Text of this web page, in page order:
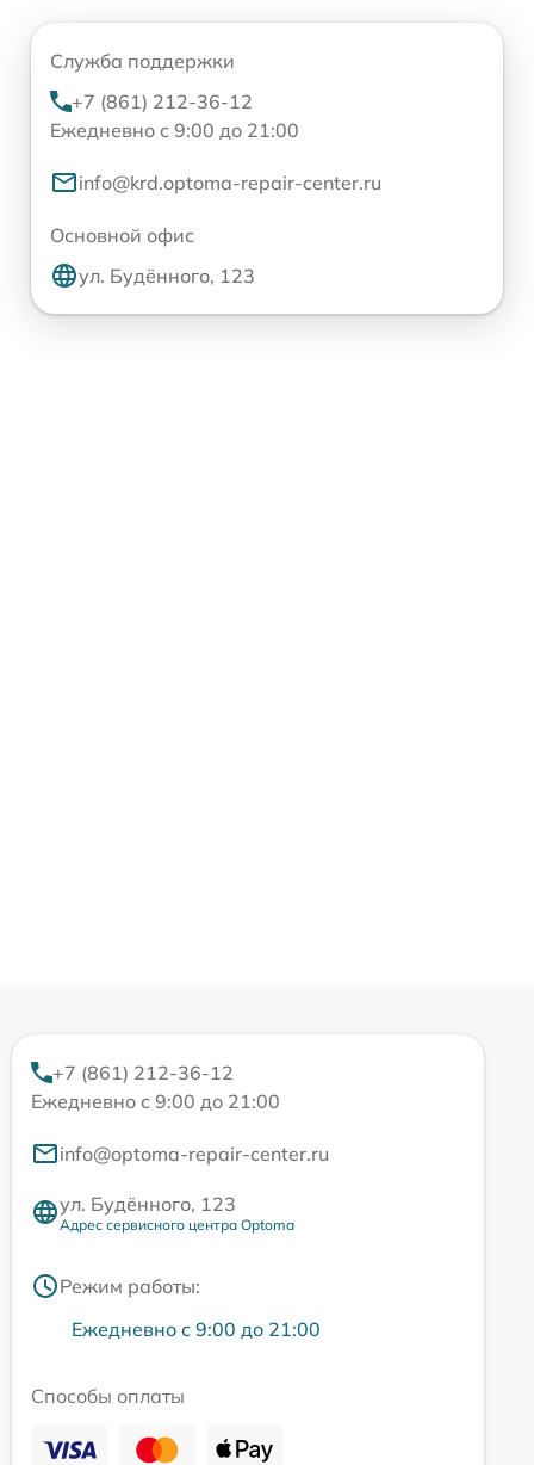
Служба поддержки
+7 (861) 212-36-12
Ежедневно с 9:00 до 21:00
info@krd.optoma-repair-center.ru
Основной офис
ул. Будённого, 123
+7 (861) 212-36-12
Ежедневно с 9:00 до 21:00
info@optoma-repair-center.ru
ул. Будённого, 123
Адрес сервисного центра Optoma
Режим работы:
Ежедневно с 9:00 до 21:00
Способы оплаты